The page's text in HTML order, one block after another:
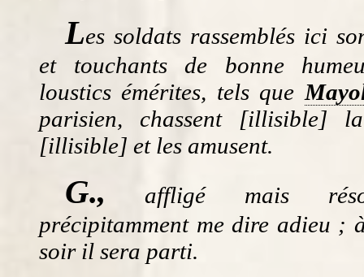
Les soldats rassemblés ici
et touchants de bonne
loustics émérites, tels que
parisien, chassent [illisible]
[illisible] et les amusent.
G., affligé mais
précipitamment me dire adieu ;
soir il sera parti.